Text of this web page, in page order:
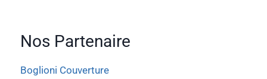
Nos Partenaire
Boglioni Couverture